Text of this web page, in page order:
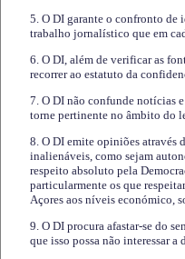
5. O DI garante o confronto de
trabalho jornalístico que em
6. O DI, além de verificar as
recorrer ao estatuto da
7. O DI não confunde notícias
torne pertinente no âmbito do
8. O DI emite opiniões através
inalienáveis, como sejam
respeito absoluto pela
particularmente os que
Açores aos níveis económico,
9. O DI procura afastar-se do
que isso possa não interessar